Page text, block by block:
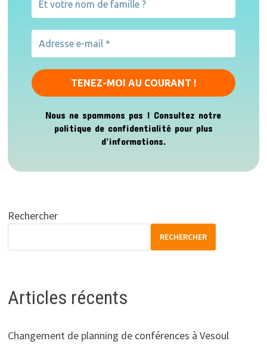
Nous ne spammons pas ! Consultez notre
politique de confidentialitépour plus
d’informations.
Rechercher
RECHERCHER
Articles récents
Changement de planning de conférences à Vesoul